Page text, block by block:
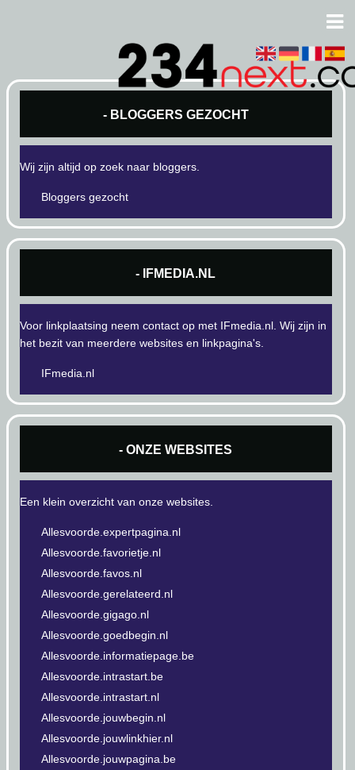
- BLOGGERS GEZOCHT
Wij zijn altijd op zoek naar bloggers.
Bloggers gezocht
- IFMEDIA.NL
Voor linkplaatsing neem contact op met IFmedia.nl. Wij zijn in
het bezit van meerdere websites en linkpagina's.
IFmedia.nl
- ONZE WEBSITES
Een klein overzicht van onze websites.
Allesvoorde.expertpagina.nl
Allesvoorde.favorietje.nl
Allesvoorde.favos.nl
Allesvoorde.gerelateerd.nl
Allesvoorde.gigago.nl
Allesvoorde.goedbegin.nl
Allesvoorde.informatiepage.be
Allesvoorde.intrastart.be
Allesvoorde.intrastart.nl
Allesvoorde.jouwbegin.nl
Allesvoorde.jouwlinkhier.nl
Allesvoorde.jouwpagina.be